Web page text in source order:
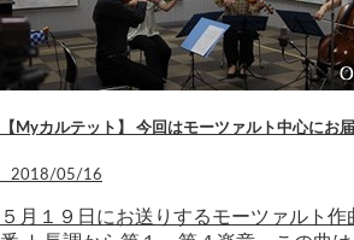
【Myカルテット】 今回はモーツァルト中心にお
2018/05/16
５月１９日にお送りするモーツァルト作